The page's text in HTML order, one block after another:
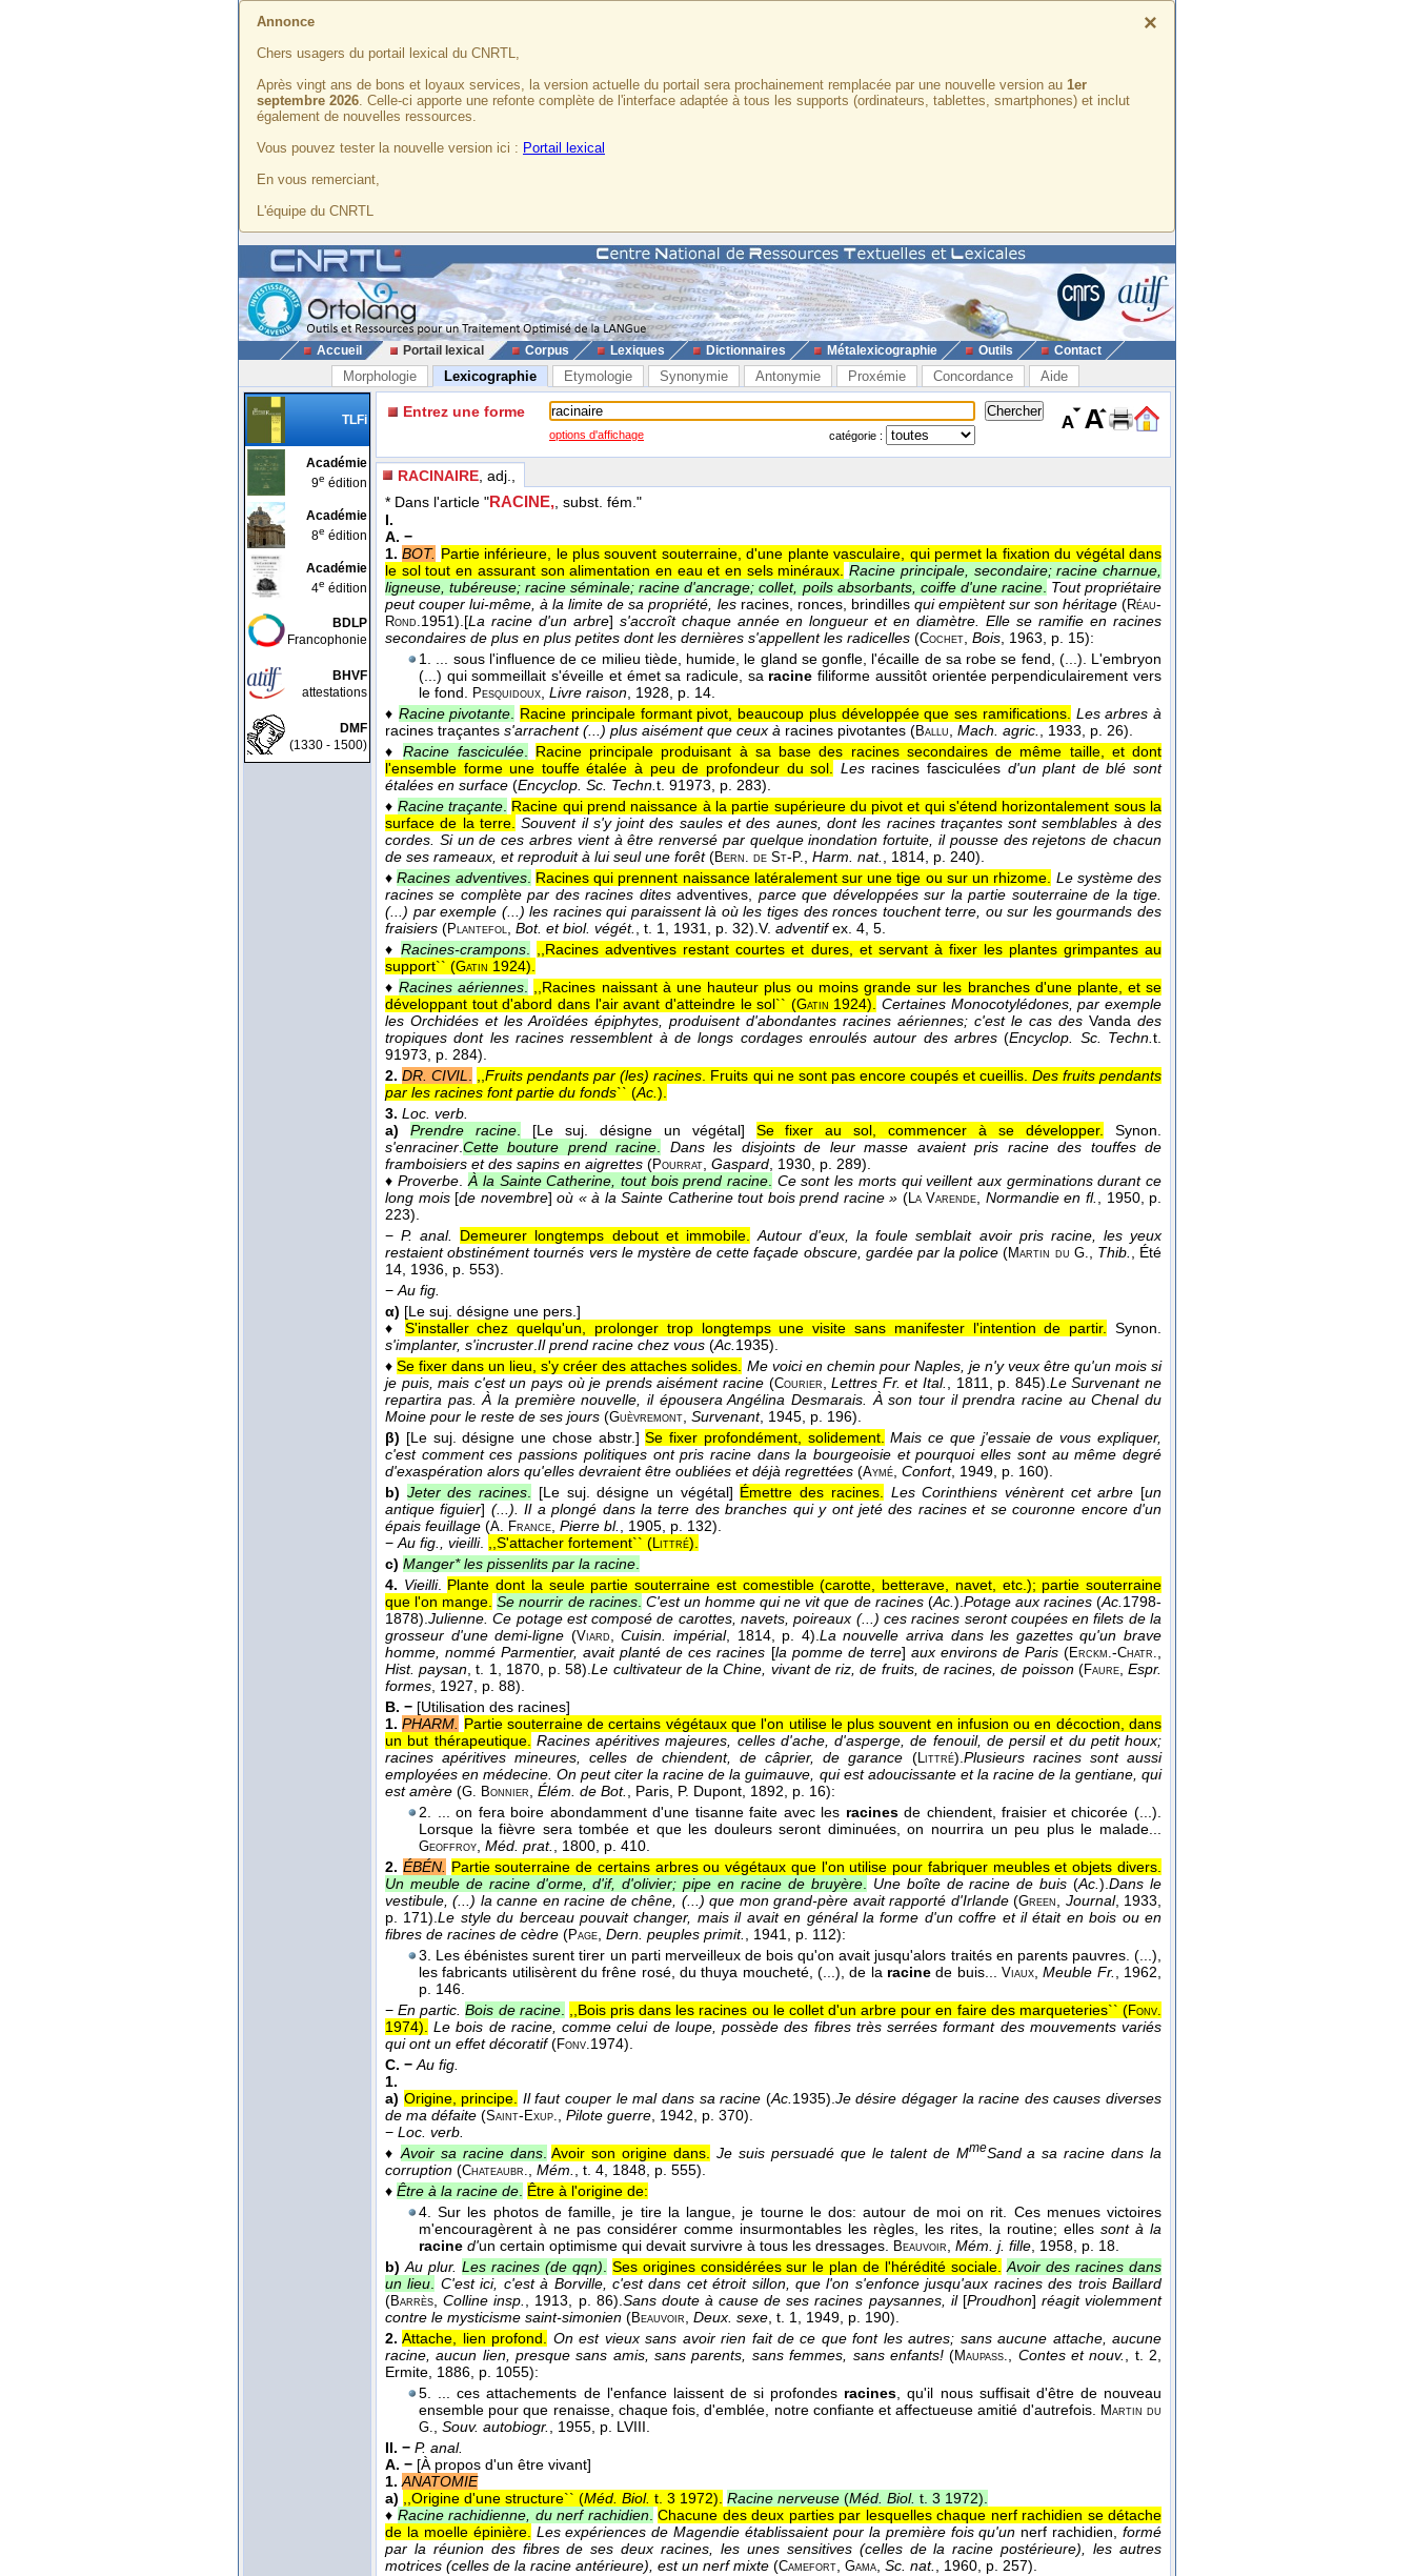
×
Annonce
Chers usagers du portail lexical du CNRTL,
Après vingt ans de bons et loyaux services, la version actuelle du portail sera prochainement remplacée par une nouvelle version au 1er
septembre 2026. Celle-ci apporte une refonte complète de l'interface adaptée à tous les supports (ordinateurs, tablettes, smartphones) et inclut
également de nouvelles ressources.
Vous pouvez tester la nouvelle version ici : Portail lexical
En vous remerciant,
L'équipe du CNRTL
Accueil Portail lexical Corpus Lexiques Dictionnaires Métalexicographie Outils Contact
Morphologie Lexicographie Etymologie Synonymie Antonymie Proxémie Concordance Aide
TLFi
Académie
9e édition
Académie
8e édition
Académie
4e édition
BDLP
Francophonie
BHVF
attestations
DMF
(1330 - 1500)
Entrez une forme
options d'affichage catégorie :
RACINAIRE , adj.,
* Dans l'article "RACINE,, subst. fém."
I.
A. −
1. BOT. Partie inférieure, le plus souvent souterraine, d'une plante vasculaire, qui permet la fixation du végétal dans
le sol tout en assurant son alimentation en eau et en sels minéraux. Racine principale, secondaire; racine charnue,
ligneuse, tubéreuse; racine séminale; racine d'ancrage; collet, poils absorbants, coiffe d'une racine. Tout propriétaire
peut couper lui-même, à la limite de sa propriété, lesracines, ronces, brindilles qui empiètent sur son héritage(Réau-
Rond.1951).[La racine d'un arbre] s'accroît chaque année en longueur et en diamètre. Elle se ramifie en racines
secondaires de plus en plus petites dont les dernières s'appellent les radicelles (Cochet, Bois, 1963, p. 15):
1. ... sous l'influence de ce milieu tiède, humide, le gland se gonfle, l'écaille de sa robe se fend, (...). L'embryon
(...) qui sommeillait s'éveille et émet sa radicule, sa racine filiforme aussitôt orientée perpendiculairement vers
le fond. Pesquidoux, Livre raison, 1928, p. 14.
♦ Racine pivotante. Racine principale formant pivot, beaucoup plus développée que ses ramifications. Les arbres à
racines traçantes s'arrachent (...) plus aisément que ceux à racines pivotantes (Ballu, Mach. agric., 1933, p. 26).
♦Racine fasciculée. Racine principale produisant à sa base des racines secondaires de même taille, et dont
l'ensemble forme une touffe étalée à peu de profondeur du sol. Lesracines fasciculées d'un plant de blé sont
étalées en surface (Encyclop. Sc. Techn.t. 91973, p. 283).
♦ Racine traçante. Racine qui prend naissance à la partie supérieure du pivot et qui s'étend horizontalement sous la
surface de la terre. Souvent il s'y joint des saules et des aunes, dont les racines traçantes sont semblables à des
cordes. Si un de ces arbres vient à être renversé par quelque inondation fortuite, il pousse des rejetons de chacun
de ses rameaux, et reproduit à lui seul une forêt(Bern. de St- P., Harm. nat., 1814, p. 240).
♦Racines adventives. Racines qui prennent naissance latéralement sur une tige ou sur un rhizome. Le système des
racines se complète par des racines ditesadventives, parce que développées sur la partie souterraine de la tige.
(...) par exemple (...) les racines qui paraissent là où les tiges des ronces touchent terre, ou sur les gourmands des
fraisiers (Plantefol, Bot. et biol. végét., t. 1, 1931, p. 32).V. adventifex. 4, 5.
♦Racines-crampons. ,,Racines adventives restant courtes et dures, et servant à fixer les plantes grimpantes au
support`` (Gatin 1924).
♦Racines aériennes. ,,Racines naissant à une hauteur plus ou moins grande sur les branches d'une plante, et se
développant tout d'abord dans l'air avant d'atteindre le sol`` (Gatin 1924). Certaines Monocotylédones, par exemple
les Orchidées et les Aroïdées épiphytes, produisent d'abondantes racines aériennes; c'est le cas des Vanda des
tropiques dont les racines ressemblent à de longs cordages enroulés autour des arbres (Encyclop. Sc. Techn.t.
91973, p. 284).
2. DR. CIVIL. ,,Fruits pendants par (les) racines. Fruits qui ne sont pas encore coupés et cueillis. Des fruits pendants
par les racines font partie du fonds`` (Ac.).
3. Loc. verb.
a)
Prendre racine. [Le suj. désigne un végétal] Se fixer au sol, commencer à se développer.
Synon.
s'enraciner.Cette bouture prend racine.
Dans les disjoints de leur masse avaient pris racine des touffes de
framboisiers et des sapins en aigrettes (Pourrat, Gaspard, 1930, p. 289).
♦Proverbe. À la Sainte Catherine, tout bois prend racine. Ce sont les morts qui veillent aux germinations durant ce
long mois[de novembre]où « à la Sainte Catherine tout bois prend racine » (La Varende, Normandie en fl., 1950, p.
223).
−P. anal. Demeurer longtemps debout et immobile. Autour d'eux, la foule semblait avoir pris racine, les yeux
restaient obstinément tournés vers le mystère de cette façade obscure, gardée par la police (Martin du G., Thib., Été
14, 1936, p. 553).
−Au fig.
α) [Le suj. désigne une pers.]
♦ S'installer chez quelqu'un, prolonger trop longtemps une visite sans manifester l'intention de partir. Synon.
s'implanter, s'incruster.Il prend racine chez vous (Ac.1935).
♦Se fixer dans un lieu, s'y créer des attaches solides. Me voici en chemin pour Naples, je n'y veux être qu'un mois si
je puis, mais c'est un pays où je prends aisément racine (Courier,Lettres Fr. et Ital., 1811, p. 845).Le Survenant ne
repartira pas. À la première nouvelle, il épousera Angélina Desmarais. À son tour il prendra racine au Chenal du
Moine pour le reste de ses jours (Guèvremont, Survenant, 1945, p. 196).
β) [Le suj. désigne une chose abstr.] Se fixer profondément, solidement. Mais ce que j'essaie de vous expliquer,
c'est comment ces passions politiques ont pris racine dans la bourgeoisie et pourquoi elles sont au même degré
d'exaspération alors qu'elles devraient être oubliées et déjà regrettées (Aymé, Confort, 1949, p. 160).
b) Jeter des racines. [Le suj. désigne un végétal] Émettre des racines. Les Corinthiens vénèrent cet arbre [un
antique figuier] (...). Il a plongé dans la terre des branches qui y ont jeté des racines et se couronne encore d'un
épais feuillage (A. France, Pierre bl., 1905, p. 132).
−Au fig., vieilli. ,,S'attacher fortement`` (Littré).
c) Manger* les pissenlits par la racine.
4. Vieilli. Plante dont la seule partie souterraine est comestible (carotte, betterave, navet, etc.); partie souterraine
que l'on mange. Se nourrir de racines. C'est un homme qui ne vit que de racines(Ac.).Potage aux racines(Ac.1798-
1878).Julienne. Ce potage est composé de carottes, navets, poireaux (...) ces racines seront coupées en filets de la
grosseur d'une demi-ligne (Viard,Cuisin. impérial, 1814, p. 4).La nouvelle arriva dans les gazettes qu'un brave
homme, nommé Parmentier, avait planté de ces racines [la pomme de terre] aux environs de Paris(Erckm.-Chatr.,
Hist. paysan, t. 1, 1870, p. 58).Le cultivateur de la Chine, vivant de riz, de fruits, de racines, de poisson(Faure,Espr.
formes, 1927, p. 88).
B. − [Utilisation des racines]
1. PHARM. Partie souterraine de certains végétaux que l'on utilise le plus souvent en infusion ou en décoction, dans
un but thérapeutique. Racines apéritives majeures, celles d'ache, d'asperge, de fenouil, de persil et du petit houx;
racines apéritives mineures, celles de chiendent, de câprier, de garance (Littré).Plusieurs racines sont aussi
employées en médecine. On peut citer la racine de la guimauve, qui est adoucissante et la racine de la gentiane, qui
est amère (G. Bonnier, Élém. de Bot., Paris, P. Dupont, 1892, p. 16):
2. ... on fera boire abondamment d'une tisanne faite avec les racinesde chiendent, fraisier et chicorée (...).
Lorsque la fièvre sera tombée et que les douleurs seront diminuées, on nourrira un peu plus le malade...
Geoffroy, Méd. prat., 1800, p. 410.
2. ÉBÉN. Partie souterraine de certains arbres ou végétaux que l'on utilise pour fabriquer meubles et objets divers.
Un meuble de racine d'orme, d'if, d'olivier; pipe en racine de bruyère. Une boîte de racine de buis (Ac.).Dans le
vestibule, (...) la canne en racine de chêne, (...) que mon grand-père avait rapporté d'Irlande(Green, Journal, 1933,
p. 171).Le style du berceau pouvait changer, mais il avait en général la forme d'un coffre et il était en bois ou en
fibres de racines de cèdre (Page, Dern. peuples primit., 1941, p. 112):
3. Les ébénistes surent tirer un parti merveilleux de bois qu'on avait jusqu'alors traités en parents pauvres. (...),
les fabricants utilisèrent du frêne rosé, du thuya moucheté, (...), de la racine de buis... Viaux,Meuble Fr., 1962,
p. 146.
−En partic. Bois de racine. ,,Bois pris dans les racines ou le collet d'un arbre pour en faire des marqueteries`` (Fonv.
1974). Le bois de racine, comme celui de loupe, possède des fibres très serrées formant des mouvements variés
qui ont un effet décoratif(Fonv.1974).
C. − Au fig.
1.
a) Origine, principe. Il faut couper le mal dans sa racine (Ac.1935).Je désire dégager la racine des causes diverses
de ma défaite (Saint- Exup., Pilote guerre, 1942, p. 370).
− Loc. verb.
♦ Avoir sa racine dans. Avoir son origine dans. Je suis persuadé que le talent de MmeSand a sa racine dans la
corruption (Chateaubr. Mém. , t. 4 , 1848 , p. 555).
♦ Être à la racine de Être à l'origine de:
4. Sur les photos de famille, je tire la langue, je tourne le dos: autour de moi on rit. Ces menues victoires
m'encouragèrent à ne pas considérer comme insurmontables les règles, les rites, la routine; elles sont à la
racine d'un certain optimisme qui devait survivre à tous les dressages. Beauvoir Mém. j. fille , 1958 , p. 18.
b) Au plur. Les racines (de qqn) Ses origines considérées sur le plan de l'hérédité sociale. Avoir des racines dans
un lieu
C'est ici, c'est à Borville, c'est dans cet étroit sillon, que l'on s'enfonce jusqu'aux racines des trois Baillard
(Barrès ,Colline insp. , 1913 , p. 86). Sans doute à cause de ses racines paysannes, il[Proudhon] réagit violemment
contre le mysticisme saint-simonien (Beauvoir Deux. sexe , t. 1 , 1949 , p. 190).
2. Attache, lien profond.
On est vieux sans avoir rien fait de ce que font les autres; sans aucune attache, aucune
racine, aucun lien, presque sans amis, sans parents, sans femmes, sans enfants!(Maupass. Contes et nouv.
, t. 2,
Ermite , 1886 , p. 1055):
5. ... ces attachements de l'enfance laissent de si profondes racines , qu'il nous suffisait d'être de nouveau
ensemble pour que renaisse, chaque fois, d'emblée, notre confiante et affectueuse amitié d'autrefois.
Martin du
G.
Souv. autobiogr. , 1955 , p. LVIII.
II. − P. anal.
A. − [À propos d'un être vivant]
1. ANATOMIE
a)
,,Origine d'une structure`` (Méd. Biol. t. 3 1972). Racine nerveuse (Méd. Biol. t. 3 1972).
♦ Racine rachidienne, du nerf rachidien. Chacune des deux parties par lesquelles chaque nerf rachidien se détache
de la moelle épinière. Les expériences de Magendie établissaient pour la première fois qu'un nerf rachidien, formé
par la réunion des fibres de ses deux racines, les unes sensitives (celles de la racine postérieure), les autres
motrices (celles de la racine antérieure), est un nerf mixte (Camefort Gama Sc. nat. , 1960 , p. 257).